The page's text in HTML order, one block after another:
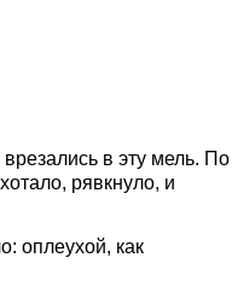
в эту мель. По
рявкнуло, и
оплеухой, как